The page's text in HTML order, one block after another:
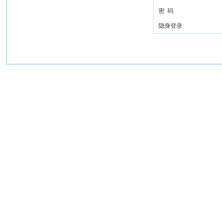
密 码
隐身登录